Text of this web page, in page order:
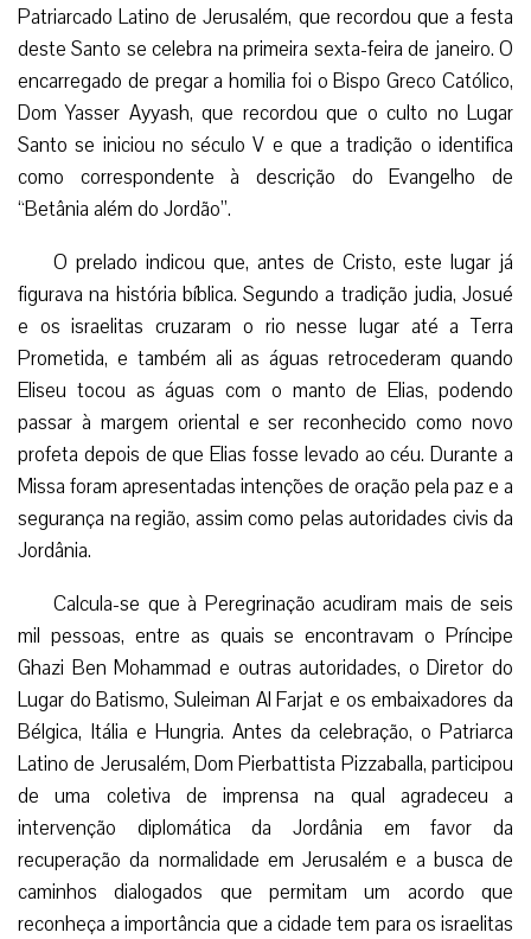
Patriarcado Latino de Jerusalém, que recordou que a festa
deste Santo se celebra na primeira sexta-feira de janeiro. O
encarregado de pregar a homilia foi o Bispo Greco Católico,
Dom Yasser Ayyash, que recordou que o culto no Lugar
Santo se iniciou no século V e que a tradição o identifica
como correspondente à descrição do Evangelho de
“Betânia além do Jordão”.
O prelado indicou que, antes de Cristo, este lugar já
figurava na história bíblica. Segundo a tradição judia, Josué
e os israelitas cruzaram o rio nesse lugar até a Terra
Prometida, e também ali as águas retrocederam quando
Eliseu tocou as águas com o manto de Elias, podendo
passar à margem oriental e ser reconhecido como novo
profeta depois de que Elias fosse levado ao céu. Durante a
Missa foram apresentadas intenções de oração pela paz e a
segurança na região, assim como pelas autoridades civis da
Jordânia.
Calcula-se que à Peregrinação acudiram mais de seis
mil pessoas, entre as quais se encontravam o Príncipe
Ghazi Ben Mohammad e outras autoridades, o Diretor do
Lugar do Batismo, Suleiman Al Farjat e os embaixadores da
Bélgica, Itália e Hungria. Antes da celebração, o Patriarca
Latino de Jerusalém, Dom Pierbattista Pizzaballa, participou
de uma coletiva de imprensa na qual agradeceu a
intervenção diplomática da Jordânia em favor da
recuperação da normalidade em Jerusalém e a busca de
caminhos dialogados que permitam um acordo que
reconheça a importância que a cidade tem para os israelitas